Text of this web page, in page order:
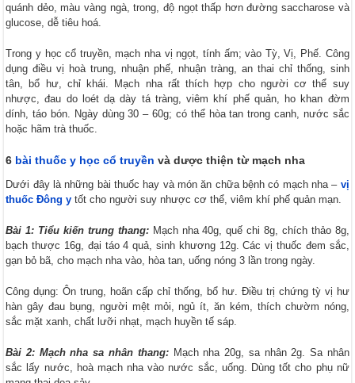
quánh dẻo, màu vàng ngà, trong, độ ngọt thấp hơn đường saccharose và
glucose, dễ tiêu hoá.
Trong y học cổ truyền, mạch nha vị ngọt, tính ấm; vào Tỳ, Vị, Phế. Công
dụng điều vị hoà trung, nhuận phế, nhuận tràng, an thai chỉ thống, sinh
tân, bổ hư, chỉ khái. Mạch nha rất thích hợp cho người cơ thể suy
nhược, đau do loét dạ dày tá tràng, viêm khí phế quản, ho khan đờm
dính, táo bón. Ngày dùng 30 – 60g; có thể hòa tan trong canh, nước sắc
hoặc hãm trà thuốc.
6 bài thuốc y học cổ truyền và dược thiện từ mạch nha
Dưới đây là những bài thuốc hay và món ăn chữa bệnh có mạch nha – vị
thuốc Đông y tốt cho người suy nhược cơ thể, viêm khí phế quản mạn.
Bài 1: Tiểu kiến trung thang:Mạch nha 40g, quế chi 8g, chích thảo 8g,
bạch thược 16g, đại táo 4 quả, sinh khương 12g. Các vị thuốc đem sắc,
gạn bỏ bã, cho mạch nha vào, hòa tan, uống nóng 3 lần trong ngày.
Công dụng: Ôn trung, hoãn cấp chỉ thống, bổ hư. Điều trị chứng tỳ vị hư
hàn gây đau bụng, người mệt mỏi, ngủ ít, ăn kém, thích chườm nóng,
sắc mặt xanh, chất lưỡi nhạt, mạch huyền tế sáp.
Bài 2: Mạch nha sa nhân thang:Mạch nha 20g, sa nhân 2g. Sa nhân
sắc lấy nước, hoà mạch nha vào nước sắc, uống. Dùng tốt cho phụ nữ